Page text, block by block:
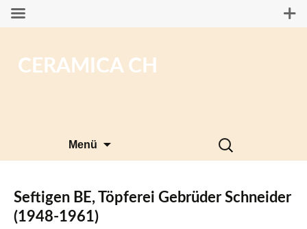
CERAMICA CH
Menü
Suchen
nach:
Seftigen BE, Töpferei Gebrüder Schneider
(1948-1961)